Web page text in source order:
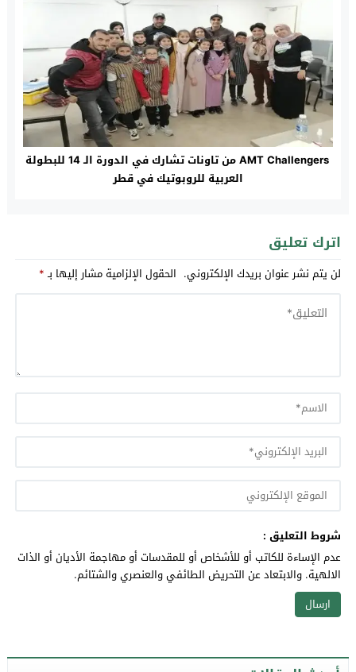
AMT Challengers من تاونات تشارك في الدورة الـ 14 للبطولة
العربية للروبوتيك في قطر
اترك تعليق
لن يتم نشر عنوان بريدك الإلكتروني. الحقول الإلزامية مشار إليها بـ*
شروط التعليق :
عدم الإساءة للكاتب أو للأشخاص أو للمقدسات أو مهاجمة الأديان أو الذات
الالهية. والابتعاد عن التحريض الطائفي والعنصري والشتائم.